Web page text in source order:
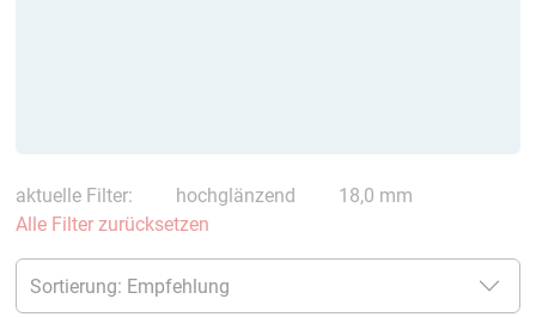
aktuelle Filter: hochglänzend
18,0 mm
Alle Filter zurücksetzen